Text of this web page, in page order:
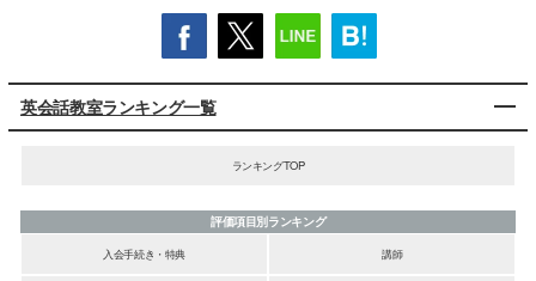
英会話教室ランキング一覧
ランキングTOP
評価項目別ランキング
入会手続き・特典
講師